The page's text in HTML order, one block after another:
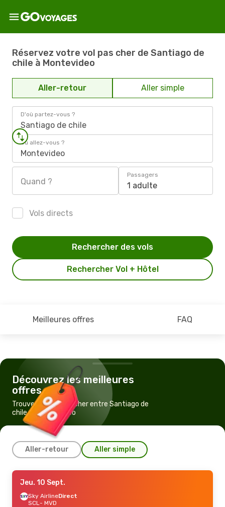
Réservez votre vol pas cher de Santiago de
chile à Montevideo
Aller-retour Aller simple
D'où partez-vous ?
Santiago de chile
Où allez-vous ?
Montevideo
Quand ?
Passagers
1 adulte
Vols directs
Rechercher Vol + Hôtel
Rechercher des vols
Meilleures offres FAQ
Découvrez les meilleures
offres
Trouvez un vol pas cher entre Santiago de
chile et Montevideo
Aller-retour Aller simple
Lun. 21 Sept.
LATAM AirlinesDirect
SCL- MVD
Jeu. 10 Sept.
Sky AirlineDirect
SCL- MVD